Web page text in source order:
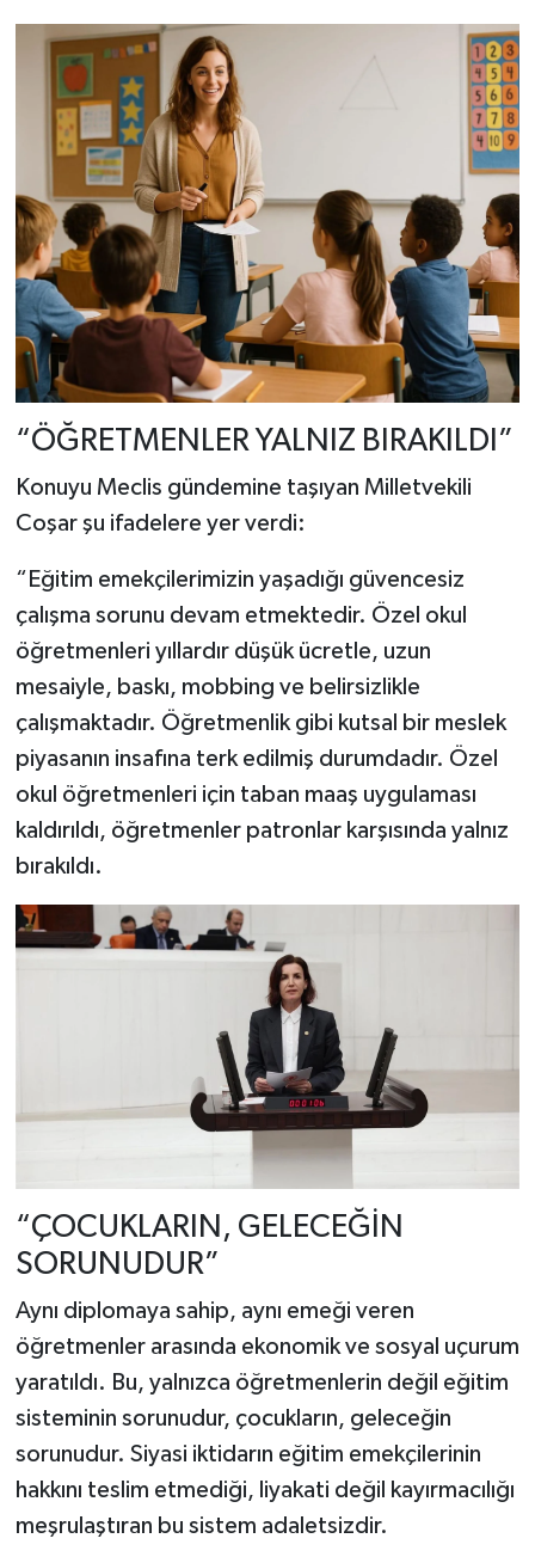
“ÖĞRETMENLER YALNIZ BIRAKILDI”
Konuyu Meclis gündemine taşıyan Milletvekili
Coşar şu ifadelere yer verdi:
“Eğitim emekçilerimizin yaşadığı güvencesiz
çalışma sorunu devam etmektedir. Özel okul
öğretmenleri yıllardır düşük ücretle, uzun
mesaiyle, baskı, mobbing ve belirsizlikle
çalışmaktadır. Öğretmenlik gibi kutsal bir meslek
piyasanın insafına terk edilmiş durumdadır. Özel
okul öğretmenleri için taban maaş uygulaması
kaldırıldı, öğretmenler patronlar karşısında yalnız
bırakıldı.
“ÇOCUKLARIN, GELECEĞİN
SORUNUDUR”
Aynı diplomaya sahip, aynı emeği veren
öğretmenler arasında ekonomik ve sosyal uçurum
yaratıldı. Bu, yalnızca öğretmenlerin değil eğitim
sisteminin sorunudur, çocukların, geleceğin
sorunudur. Siyasi iktidarın eğitim emekçilerinin
hakkını teslim etmediği, liyakati değil kayırmacılığı
meşrulaştıran bu sistem adaletsizdir.